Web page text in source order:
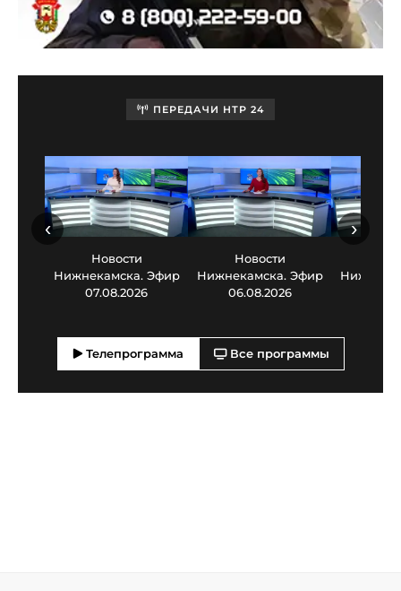
ПЕРЕДАЧИ НТР 24
Новости
Нижнекамска. Эфир
07.08.2026
Новости
Нижнекамска. Эфир
06.08.2026
‹ ›
Телепрограмма Все программы